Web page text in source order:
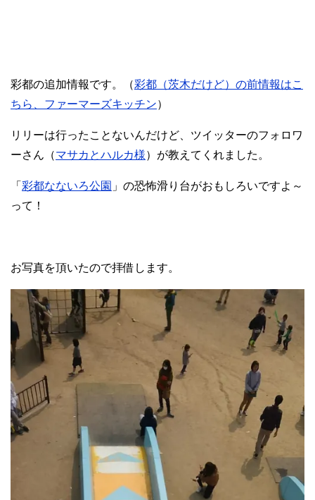
彩都の追加情報です。（彩都（茨木だけど）の前情報はこ
ちら、ファーマーズキッチン）
リリーは行ったことないんだけど、ツイッターのフォロワ
ーさん（マサカとハルカ様）が教えてくれました。
「 彩都なないろ公園 」の恐怖滑り台がおもしろいですよ～
って！
お写真を頂いたので拝借します。